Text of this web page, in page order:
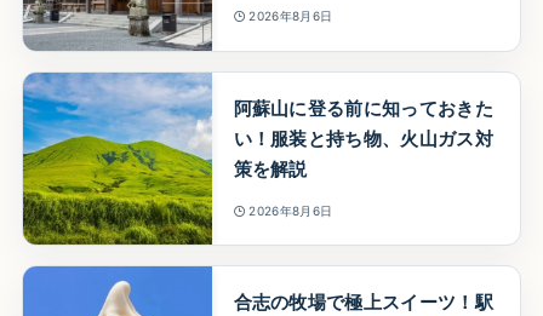
2026年8月6日
阿蘇山に登る前に知っておきた
い！服装と持ち物、火山ガス対
策を解説
2026年8月6日
合志の牧場で極上スイーツ！駅